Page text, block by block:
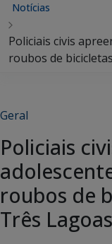
Notícias
Policiais civis
roubos de
Geral
Policiais
roubos de
Três Lagoas